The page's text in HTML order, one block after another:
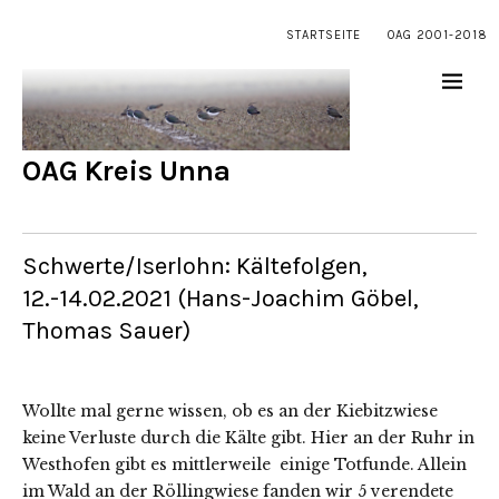
STARTSEITE OAG 2001-2018
OAG Kreis Unna
Schwerte/Iserlohn: Kältefolgen,
12.-14.02.2021 (Hans-Joachim Göbel,
Thomas Sauer)
Wollte mal gerne wissen, ob es an der Kiebitzwiese
keine Verluste durch die Kälte gibt. Hier an der Ruhr in
Westhofen gibt es mittlerweile einige Totfunde. Allein
im Wald an der Röllingwiese fanden wir 5 verendete